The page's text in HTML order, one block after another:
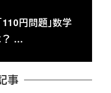
円問題」数学
？ …
事